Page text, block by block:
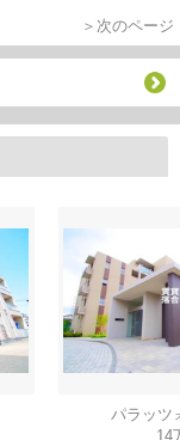
＞次のページ
パラッ
14